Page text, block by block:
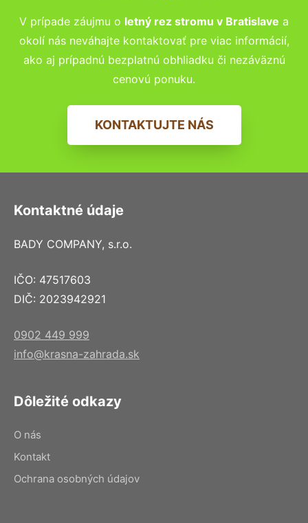
V prípade záujmu o letný rez stromu v Bratislave a
okolí nás neváhajte kontaktovať pre viac informácií,
ako aj prípadnú bezplatnú obhliadku či nezáväznú
cenovú ponuku.
KONTAKTUJTE NÁS
Kontaktné údaje
BADY COMPANY, s.r.o.
IČO: 47517603
DIČ: 2023942921
0902 449 999
info@krasna-zahrada.sk
Dôležité odkazy
O nás
Kontakt
Ochrana osobných údajov